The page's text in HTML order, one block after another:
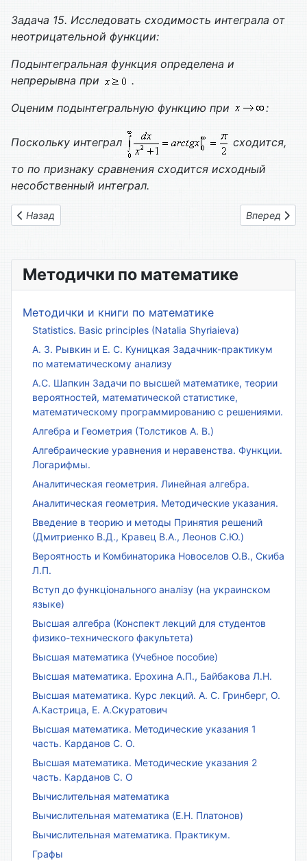
Методички по математике
Методички и книги по математике
Statistics. Basic principles (Natalia Shyriaieva)
А. З. Рывкин и Е. С. Куницкая Задачник-практикум
по математическому анализу
А.С. Шапкин Задачи по высшей математике, теории
вероятностей, математической статистике,
математическому программированию с решениями.
Алгебра и Геометрия (Толстиков А. В.)
Алгебраические уравнения и неравенства. Функции.
Логарифмы.
Аналитическая геометрия. Линейная алгебра.
Аналитическая геометрия. Методические указания.
Введение в теорию и методы Принятия решений
(Дмитриенко В.Д., Кравец В.А., Леонов С.Ю.)
Вероятность и Комбинаторика Новоселов О.В., Скиба
Л.П.
Вступ до функціонального аналізу (на украинском
языке)
Высшая алгебра (Конспект лекций для студентов
физико-технического факультета)
Высшая математика (Учебное пособие)
Высшая математика. Ерохина А.П., Байбакова Л.Н.
Высшая математика. Курс лекций. А. С. Гринберг, О.
А.Кастрица, Е. А.Скуратович
Высшая математика. Методические указания 1
часть. Карданов С. О.
Высшая математика. Методические указания 2
часть. Карданов С. О
Вычислительная математика
Вычислительная математика (Е.Н. Платонов)
Вычислительная математика. Практикум.
Графы
Задача 15. Исследовать сходимость интеграла от
неотрицательной функции:
Подынтегральная функция определена и
непрерывна при
.
Оценим подынтегральную функцию при
:
Поскольку интеграл
сходится,
то по признаку сравнения сходится исходный
несобственный интеграл.
Предыдущий: Вариант контрольной 13
Назад Следующий:
Вперед